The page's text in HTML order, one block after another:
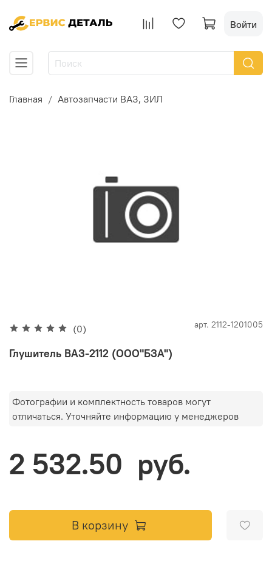
Войти
Главная Автозапчасти ВАЗ, ЗИЛ
(0) арт. 2112-1201005
Глушитель ВАЗ-2112 (ООО"БЗА")
Фотографии и комплектность товаров могут
отличаться. Уточняйте информацию у менеджеров
2 532.50 руб.
В корзину